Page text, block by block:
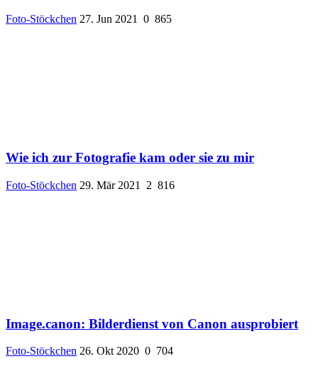
Foto-Stöckchen 27. Jun 2021 0 865
Wie ich zur Fotografie kam oder sie zu mir
Foto-Stöckchen 29. Mär 2021 2 816
Image.canon: Bilderdienst von Canon ausprobiert
Foto-Stöckchen 26. Okt 2020 0 704